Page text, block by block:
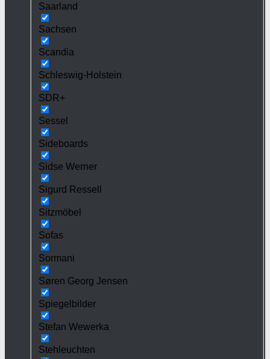
Saarland
Sachsen
Scandia
Schleswig-Holstein
SDR+
Sessel
Sideboards
Sidse Werner
Sigurd Ressell
Sitzmöbel
Sofas
Sormani
Søren Georg Jensen
Spiegelbilder
Stefan Wewerka
Stehleuchten